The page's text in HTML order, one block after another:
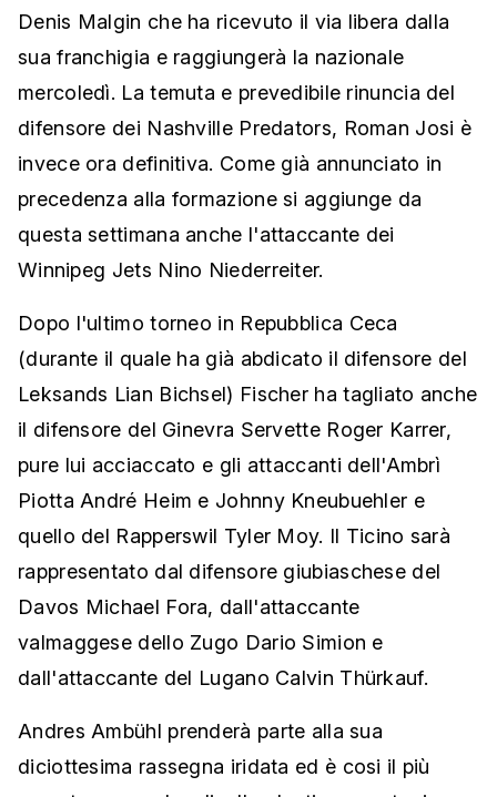
Denis Malgin che ha ricevuto il via libera dalla
sua franchigia e raggiungerà la nazionale
mercoledì. La temuta e prevedibile rinuncia del
difensore dei Nashville Predators, Roman Josi è
invece ora definitiva. Come già annunciato in
precedenza alla formazione si aggiunge da
questa settimana anche l'attaccante dei
Winnipeg Jets Nino Niederreiter.
Dopo l'ultimo torneo in Repubblica Ceca
(durante il quale ha già abdicato il difensore del
Leksands Lian Bichsel) Fischer ha tagliato anche
il difensore del Ginevra Servette Roger Karrer,
pure lui acciaccato e gli attaccanti dell'Ambrì
Piotta André Heim e Johnny Kneubuehler e
quello del Rapperswil Tyler Moy. Il Ticino sarà
rappresentato dal difensore giubiaschese del
Davos Michael Fora, dall'attaccante
valmaggese dello Zugo Dario Simion e
dall'attaccante del Lugano Calvin Thürkauf.
Andres Ambühl prenderà parte alla sua
diciottesima rassegna iridata ed è cosi il più